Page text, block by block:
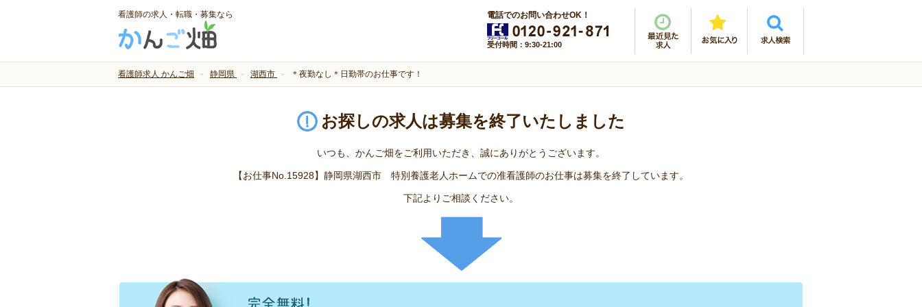
看護師の求人・転職・募集なら 電話でのお問い合わせOK！
受付時間：9:30-21:00
看護師求人 かんご畑 静岡県 湖西市 ＊夜勤なし＊日勤帯のお仕事です！
お探しの求人は募集を終了いたしました
いつも、かんご畑をご利用いただき、誠にありがとうございます。
【お仕事No.15928】静岡県湖西市 特別養護老人ホームでの准看護師のお仕事は募集を終了しています。
下記よりご相談ください。